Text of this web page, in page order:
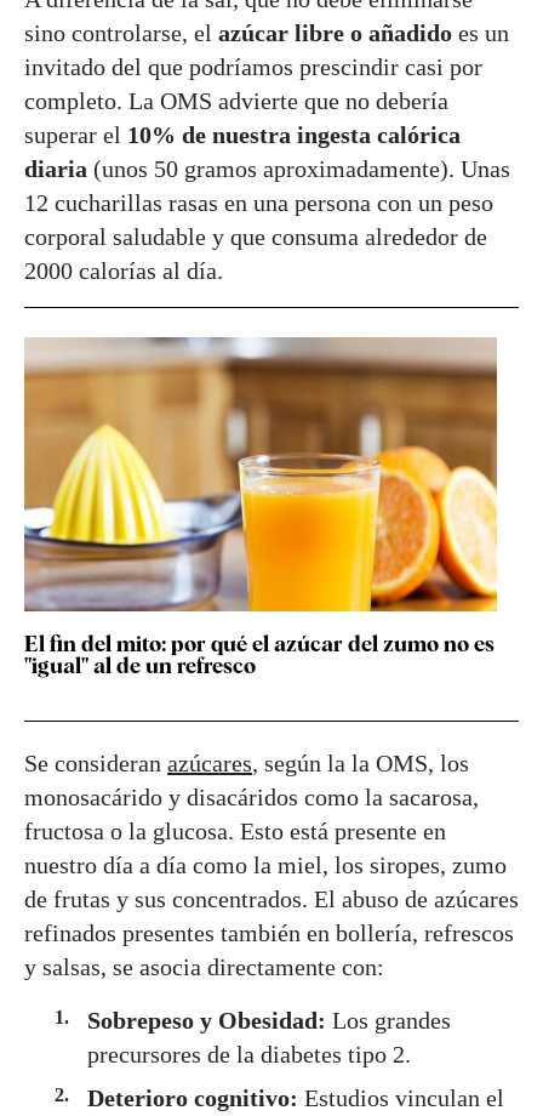
sino controlarse, el azúcar libre o añadido es un
invitado del que podríamos prescindir casi por
completo. La OMS advierte que no debería
superar el 10% de nuestra ingesta calórica
diaria (unos 50 gramos aproximadamente). Unas
12 cucharillas rasas en una persona con un peso
corporal saludable y que consuma alrededor de
2000 calorías al día.
El fin del mito: por qué el azúcar del zumo no es
"igual" al de un refresco
Se consideran azúcares, según la la OMS, los
monosacárido y disacáridos como la sacarosa,
fructosa o la glucosa. Esto está presente en
nuestro día a día como la miel, los siropes, zumo
de frutas y sus concentrados. El abuso de azúcares
refinados presentes también en bollería, refrescos
y salsas, se asocia directamente con:
Sobrepeso y Obesidad: Los grandes
precursores de la diabetes tipo 2.
Deterioro cognitivo: Estudios vinculan el